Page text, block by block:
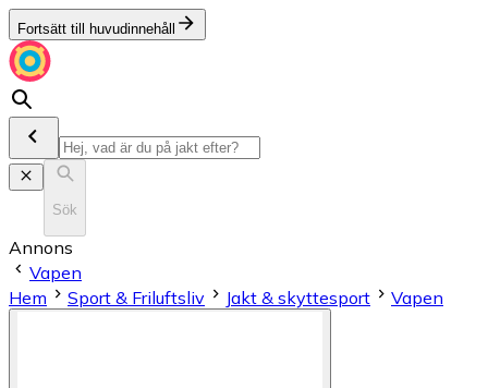
Fortsätt till huvudinnehåll
Sök
Annons
Vapen
Hem
Sport & Friluftsliv Jakt & skyttesport Vapen